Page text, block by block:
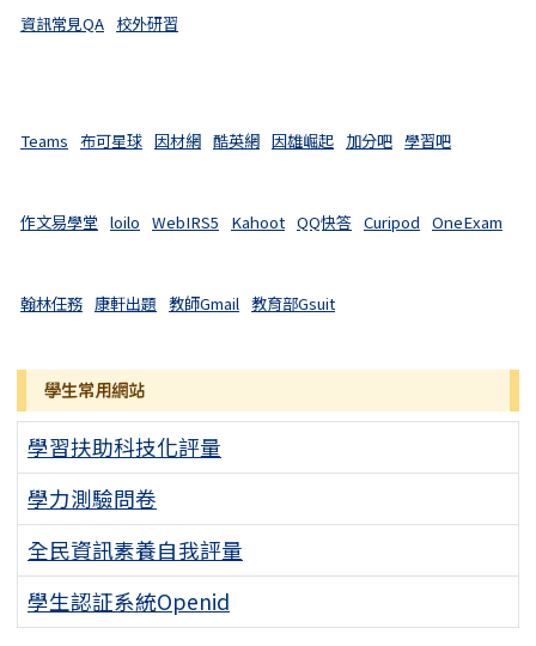
資訊常見QA 校外研習
Teams 布可星球 因材網 酷英網 因雄崛起 加分吧 學習吧
作文易學堂 loilo WebIRS5 Kahoot QQ快答 Curipod OneExam
翰林任務 康軒出題 教師Gmail 教育部Gsuit
學生常用網站
學習扶助科技化評量
學力測驗問卷
全民資訊素養自我評量
學生認証系統Openid